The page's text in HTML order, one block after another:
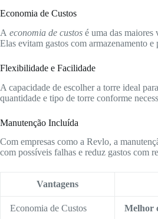
Economia de Custos
A economia de custos é uma das maiores
Elas evitam gastos com armazenamento
Flexibilidade e Facilidade
A capacidade de escolher a torre ideal
quantidade e tipo de torre conforme
Manutenção Incluída
Com empresas como a Revlo, a
com possíveis falhas e reduz gastos com
Vantagens
Economia de Custos Melhor